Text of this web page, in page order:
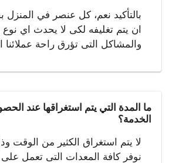
بالتأكيد نعم، كل عنصر في المنزل
ان يتم تغليفه لكى لا يحدث اي نوع
والمشاكل التى تؤرق راحة عملائنا
ما المدة التي يتم استغراقها عند
الخدمة؟
لا يتم استغراق الكثير من الوقت
نوفر كافة المعدات التى تعمل على